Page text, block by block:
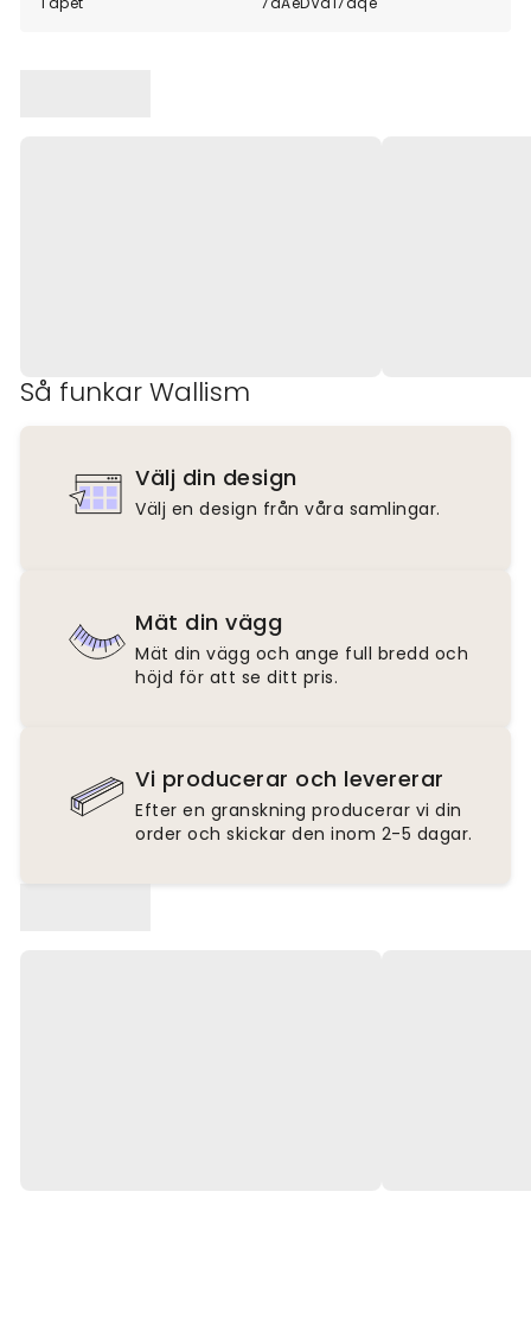
Så funkar Wallism
Välj din design
Välj en design från våra samlingar.
Mät din vägg
Mät din vägg och ange full bredd och
höjd för att se ditt pris.
Vi producerar och levererar
Efter en granskning producerar vi din
order och skickar den inom 2-5 dagar.